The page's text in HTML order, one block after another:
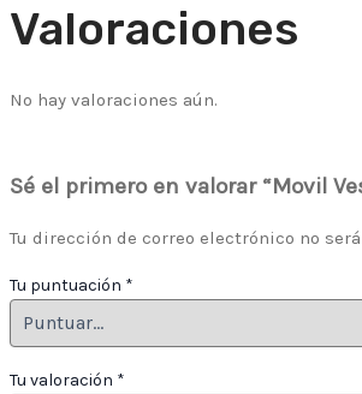
Valoraciones
No hay valoraciones aún.
Sé el primero en valorar “Movil
Tu dirección de correo electrónico no
Tu puntuación *
Tu valoración *